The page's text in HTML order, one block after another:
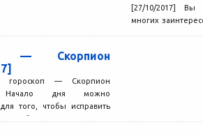
[27/10/2017] Вы
многих
— Скорпион
гороскоп — Скорпион
Начало дня можно
того, чтобы исправить
ошибки, изменить то, что